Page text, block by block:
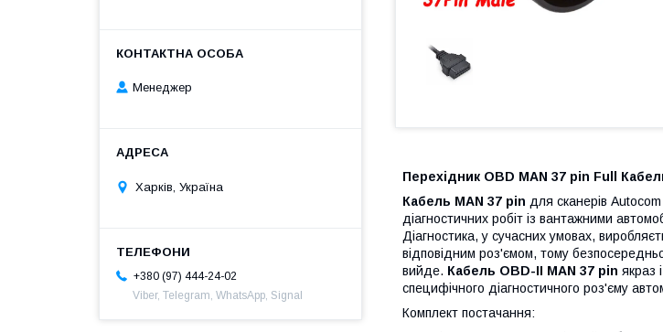
Перехідник OBD MAN 37 pin Full
Кабель MAN 37 pin для сканерів
діагностичних робіт із вантажними
Діагностика, у сучасних умовах,
відповідним роз'ємом, тому
вийде. Кабель OBD-II MAN 37 pin якраз
специфічного діагностичного роз'єму
Комплект постачання:
Менеджер
Харків, Україна
+380 (97) 444-24-02
Viber, Telegram, WhatsApp, Signal